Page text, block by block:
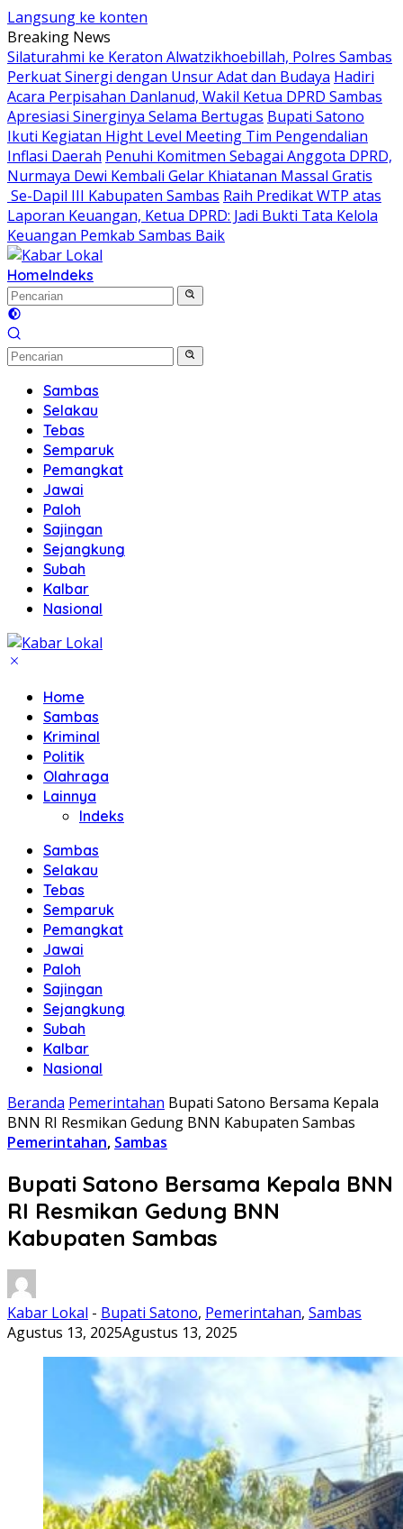
Langsung ke konten
Breaking News
Silaturahmi ke Keraton Alwatzikhoebillah, Polres Sambas
Perkuat Sinergi dengan Unsur Adat dan Budaya Hadiri
Acara Perpisahan Danlanud, Wakil Ketua DPRD Sambas
Apresiasi Sinerginya Selama Bertugas Bupati Satono
Ikuti Kegiatan Hight Level Meeting Tim Pengendalian
Inflasi Daerah Penuhi Komitmen Sebagai Anggota DPRD,
Nurmaya Dewi Kembali Gelar Khiatanan Massal Gratis
Se-Dapil III Kabupaten Sambas Raih Predikat WTP atas
Laporan Keuangan, Ketua DPRD: Jadi Bukti Tata Kelola
Keuangan Pemkab Sambas Baik
HomeIndeks
Sambas
Selakau
Tebas
Semparuk
Pemangkat
Jawai
Paloh
Sajingan
Sejangkung
Subah
Kalbar
Nasional
Home
Sambas
Kriminal
Politik
Olahraga
Lainnya
Indeks
Sambas
Selakau
Tebas
Semparuk
Pemangkat
Jawai
Paloh
Sajingan
Sejangkung
Subah
Kalbar
Nasional
Beranda Pemerintahan Bupati Satono Bersama Kepala
BNN RI Resmikan Gedung BNN Kabupaten Sambas
Pemerintahan, Sambas
Bupati Satono Bersama Kepala BNN
RI Resmikan Gedung BNN
Kabupaten Sambas
Kabar Lokal - Bupati Satono, Pemerintahan, Sambas
Agustus 13, 2025Agustus 13, 2025